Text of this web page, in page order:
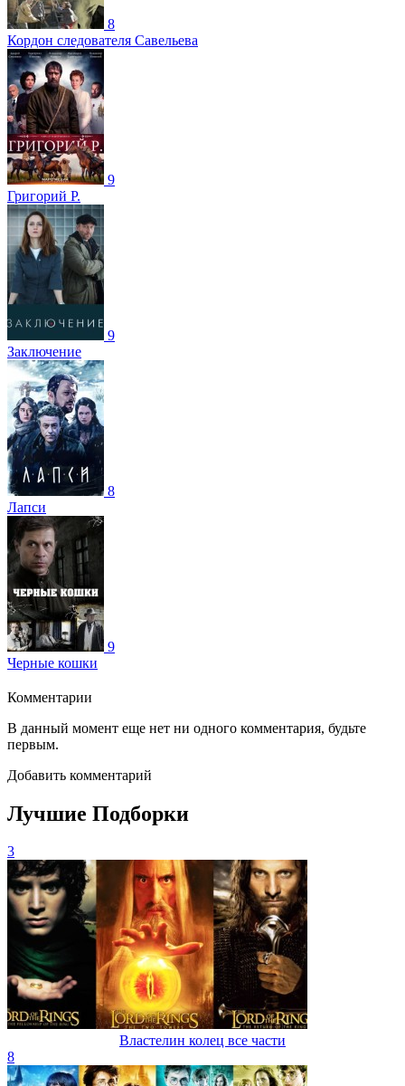
8
Кордон следователя Савельева
9
Григорий Р.
9
Заключение
8
Лапси
9
Черные кошки
Комментарии
В данный момент еще нет ни одного комментария, будьте
первым.
Добавить комментарий
Лучшие Подборки
3
Властелин колец все части
8